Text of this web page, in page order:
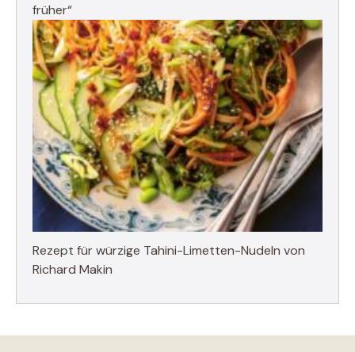
früher“
Rezept für würzige Tahini-Limetten-Nudeln von
Richard Makin